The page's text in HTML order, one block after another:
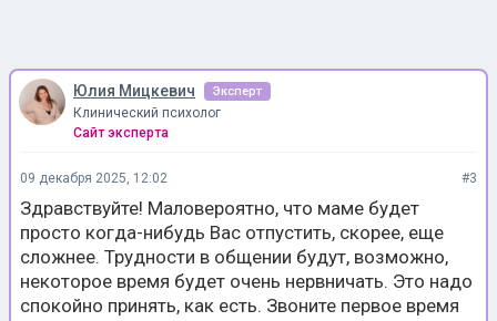
Юлия Мицкевич Эксперт
Клинический психолог
Сайт эксперта
09 декабря 2025, 12:02 #3
Здравствуйте! Маловероятно, что маме будет
просто когда-нибудь Вас отпустить, скорее, еще
сложнее. Трудности в общении будут, возможно,
некоторое время будет очень нервничать. Это надо
спокойно принять, как есть. Звоните первое время